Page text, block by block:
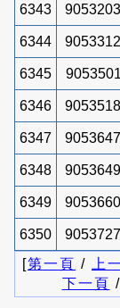
6343
6344
6345
6346
6347
6348
6349
6350
[第一頁 / 上
下一頁 /